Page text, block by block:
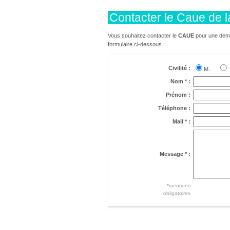
Contacter le Caue de
Vous souhaitez contacter le CAUE pour une
formulaire ci-dessous :
Civilité : M.
Nom * :
Prénom :
Téléphone :
Mail * :
Message * :
*mentions
obligatoires